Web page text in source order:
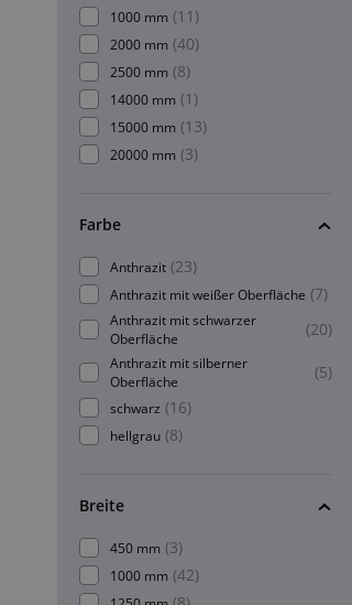
1000 mm (11)
2000 mm (40)
2500 mm (8)
14000 mm (1)
15000 mm (13)
20000 mm (3)
Farbe
Anthrazit (23)
Anthrazit mit weißer Oberfläche (7)
Anthrazit mit schwarzer
Oberfläche
(20)
Anthrazit mit silberner
Oberfläche
(5)
schwarz (16)
hellgrau (8)
Breite
450 mm (3)
1000 mm (42)